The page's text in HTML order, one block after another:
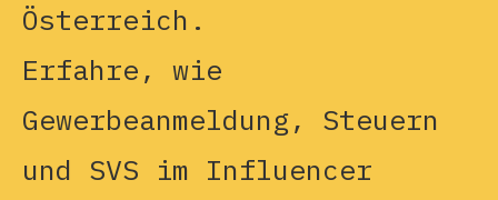
Österreich.
Erfahre, wie
Gewerbeanmeldung, Steuern
und SVS im Influencer